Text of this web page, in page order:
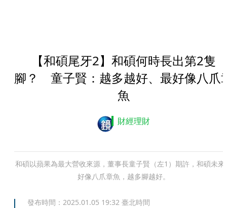
【和碩尾牙2】和碩何時長出第2隻
腳？ 童子賢：越多越好、最好像八爪
魚
財經理財
和碩以蘋果為最大營收來源，董事長童子賢（左1）期許，和碩未來
好像八爪章魚，越多腳越好。
發布時間： 2025.01.05 19:32 臺北時間